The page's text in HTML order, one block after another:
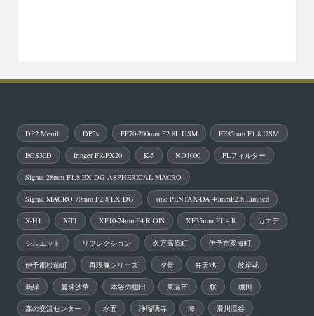
DP2 Merrill DP2s EF70-200mm F2.8L USM EF85mm F1.8 USM
EOS30D fringer FR-FX20 K-5 ND1000 PLフィルター
Sigma 28mm F1.8 EX DG ASPHERICAL MACRO
Sigma MACRO 70mm F2.8 EX DG smc PENTAX-DA 40mmF2.8 Limited
X-H1 X-T1 XF10-24mmF4 R OIS XF35mm F1.4 R カエデ
シルエット リフレクション 久万高原町 伊予市双海町
伊予郡松前町 再現像シリーズ 夕景 弁天池 彼岸花
新緑 曼珠沙華 本谷の棚田 東温市 桜 棚田
森の交流センター 水面 浄瑠璃寺 海 滑川渓谷